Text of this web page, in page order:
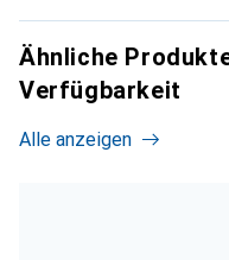
Ähnliche
Verfügbarkeit
Alle anzeigen